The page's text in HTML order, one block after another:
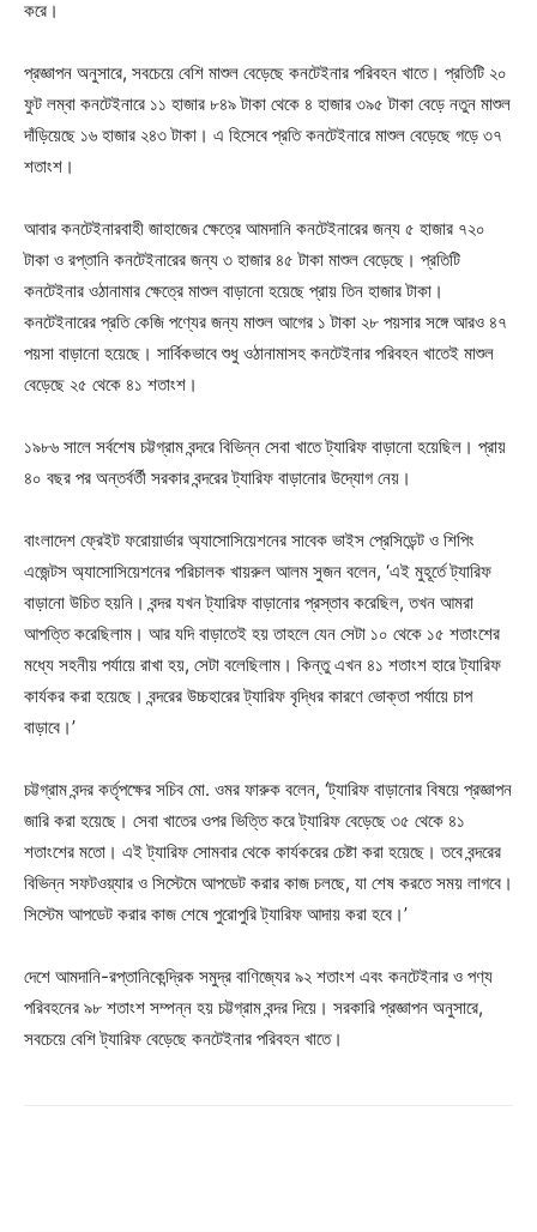
করে।
প্রজ্ঞাপন অনুসারে, সবচেয়ে বেশি মাশুল বেড়েছে কনটেইনার পরিবহন খাতে। প্রতিটি ২০
ফুট লম্বা কনটেইনারে ১১ হাজার ৮৪৯ টাকা থেকে ৪ হাজার ৩৯৫ টাকা বেড়ে নতুন মাশুল
দাঁড়িয়েছে ১৬ হাজার ২৪৩ টাকা। এ হিসেবে প্রতি কনটেইনারে মাশুল বেড়েছে গড়ে ৩৭
শতাংশ।
আবার কনটেইনারবাহী জাহাজের ক্ষেত্রে আমদানি কনটেইনারের জন্য ৫ হাজার ৭২০
টাকা ও রপ্তানি কনটেইনারের জন্য ৩ হাজার ৪৫ টাকা মাশুল বেড়েছে। প্রতিটি
কনটেইনার ওঠানামার ক্ষেত্রে মাশুল বাড়ানো হয়েছে প্রায় তিন হাজার টাকা।
কনটেইনারের প্রতি কেজি পণ্যের জন্য মাশুল আগের ১ টাকা ২৮ পয়সার সঙ্গে আরও ৪৭
পয়সা বাড়ানো হয়েছে। সার্বিকভাবে শুধু ওঠানামাসহ কনটেইনার পরিবহন খাতেই মাশুল
বেড়েছে ২৫ থেকে ৪১ শতাংশ।
১৯৮৬ সালে সর্বশেষ চট্টগ্রাম বন্দরে বিভিন্ন সেবা খাতে ট্যারিফ বাড়ানো হয়েছিল। প্রায়
৪০ বছর পর অন্তর্বর্তী সরকার বন্দরের ট্যারিফ বাড়ানোর উদ্যোগ নেয়।
বাংলাদেশ ফ্রেইট ফরোয়ার্ডার অ্যাসোসিয়েশনের সাবেক ভাইস প্রেসিডেন্ট ও শিপিং
এজেন্টস অ্যাসোসিয়েশনের পরিচালক খায়রুল আলম সুজন বলেন, ‘এই মুহূর্তে ট্যারিফ
বাড়ানো উচিত হয়নি। বন্দর যখন ট্যারিফ বাড়ানোর প্রস্তাব করেছিল, তখন আমরা
আপত্তি করেছিলাম। আর যদি বাড়াতেই হয় তাহলে যেন সেটা ১০ থেকে ১৫ শতাংশের
মধ্যে সহনীয় পর্যায়ে রাখা হয়, সেটা বলেছিলাম। কিন্তু এখন ৪১ শতাংশ হারে ট্যারিফ
কার্যকর করা হয়েছে। বন্দরের উচ্চহারের ট্যারিফ বৃদ্ধির কারণে ভোক্তা পর্যায়ে চাপ
বাড়াবে।’
চট্টগ্রাম বন্দর কর্তৃপক্ষের সচিব মো. ওমর ফারুক বলেন, ‘ট্যারিফ বাড়ানোর বিষয়ে প্রজ্ঞাপন
জারি করা হয়েছে। সেবা খাতের ওপর ভিত্তি করে ট্যারিফ বেড়েছে ৩৫ থেকে ৪১
শতাংশের মতো। এই ট্যারিফ সোমবার থেকে কার্যকরের চেষ্টা করা হয়েছে। তবে বন্দরের
বিভিন্ন সফটওয়্যার ও সিস্টেমে আপডেট করার কাজ চলছে, যা শেষ করতে সময় লাগবে।
সিস্টেম আপডেট করার কাজ শেষে পুরোপুরি ট্যারিফ আদায় করা হবে।’
দেশে আমদানি-রপ্তানিকেন্দ্রিক সমুদ্র বাণিজ্যের ৯২ শতাংশ এবং কনটেইনার ও পণ্য
পরিবহনের ৯৮ শতাংশ সম্পন্ন হয় চট্টগ্রাম বন্দর দিয়ে। সরকারি প্রজ্ঞাপন অনুসারে,
সবচেয়ে বেশি ট্যারিফ বেড়েছে কনটেইনার পরিবহন খাতে।